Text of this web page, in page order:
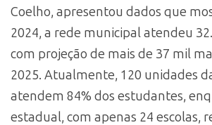
Coelho, apresentou dados que
2024, a rede municipal atendeu
com projeção de mais de 37 mil
2025. Atualmente, 120 unidades
atendem 84% dos estudantes,
estadual, com apenas 24 escolas,